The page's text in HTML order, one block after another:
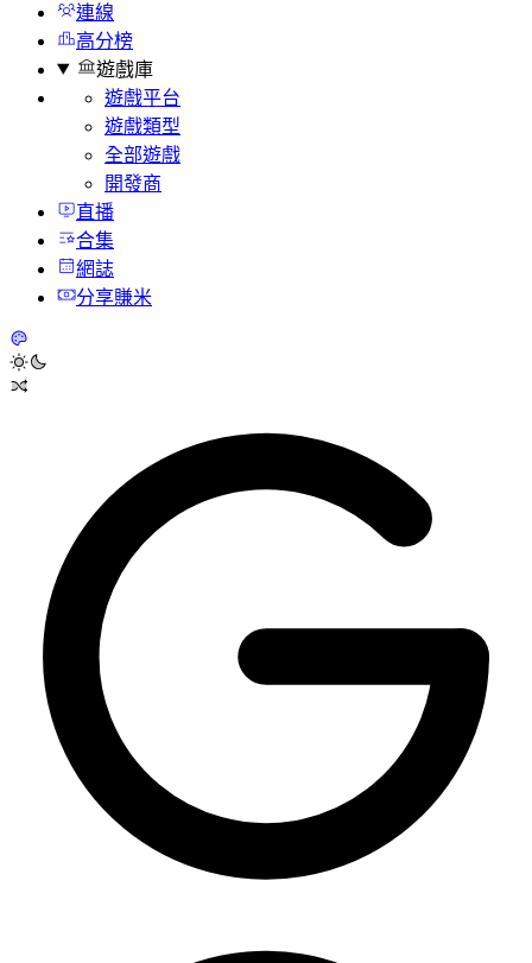
連線
高分榜
遊戲庫
遊戲平台
遊戲類型
全部遊戲
開發商
直播
合集
網誌
分享賺米